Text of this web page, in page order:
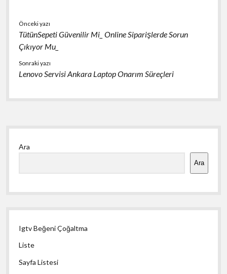
Önceki yazı
TütünSepeti Güvenilir Mi_ Online Siparişlerde Sorun
Çıkıyor Mu_
Sonraki yazı
Lenovo Servisi Ankara Laptop Onarım Süreçleri
Yan
Menü
Ara
Ara
Igtv Beğeni Çoğaltma
Liste
Sayfa Listesi